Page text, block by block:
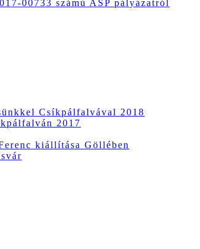
00733 számú ASP pályázatról
Csíkpálfalvával 2018
2017
kiállítása Göllében